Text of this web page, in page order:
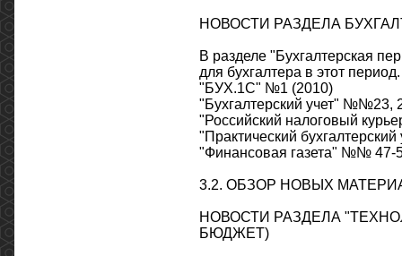
НОВОСТИ РАЗДЕЛА
В разделе "Бухгалтерская
для бухгалтера в этот
"БУХ.1С" №1 (2010)
"Бухгалтерский учет" №№23,
"Российский налоговый
"Практический
"Финансовая газета" №№ 47-
3.2. ОБЗОР НОВЫХ
НОВОСТИ РАЗДЕЛА
БЮДЖЕТ)